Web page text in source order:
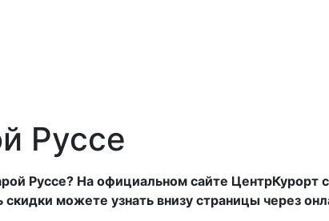
Руссе
Руссе? На официальном сайте ЦентрКурорт
можете узнать внизу страницы через